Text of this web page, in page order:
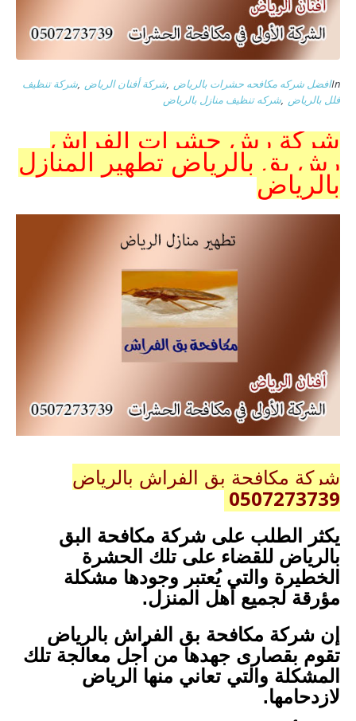
Inافضل شركه مكافحه حشرات بالرياض ,شركة أفنان الرياض ,شركة تنظيف
فلل بالرياض ,شركه تنظيف منازل بالرياض
شركة رش حشرات الفراش
رش بق بالرياض تطهير المنازل
بالرياض
شركة مكافحة بق الفراش بالرياض
0507273739
يكثر الطلب على شركة مكافحة البق
بالرياض للقضاء على تلك الحشرة
الخطيرة والتي يُعتبر وجودها مشكلة
مؤرقة لجميع أهل المنزل.
إن شركة مكافحة بق الفراش بالرياض
تقوم بقصارى جهدها من أجل معالجة تلك
المشكلة والتي تعاني منها الرياض
لازدحامها.